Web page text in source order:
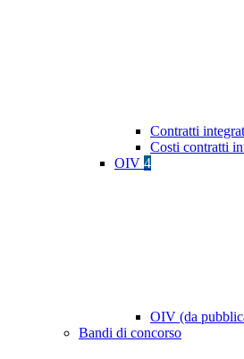
Contratti
Costi contratti
OIV 4
OIV (da
Bandi di concorso